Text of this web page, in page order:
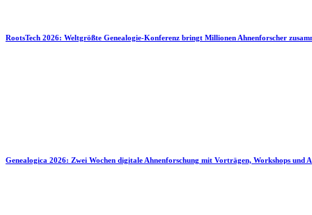
RootsTech 2026: Weltgrößte Genealogie-Konferenz bringt Millionen Ahnenforscher
Genealogica 2026: Zwei Wochen digitale Ahnenforschung mit Vorträgen, Workshops und